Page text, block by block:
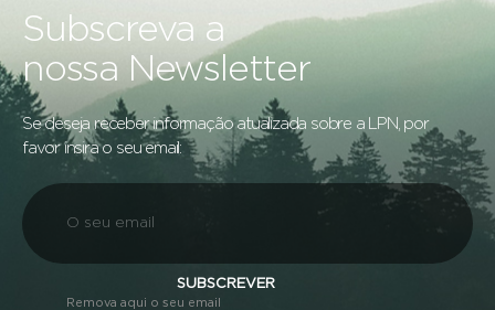
Subscreva a
nossa Newsletter
Se deseja receber informação atualizada sobre a LPN, por
favor insira o seu email:
SUBSCREVER
Remova aqui o seu email